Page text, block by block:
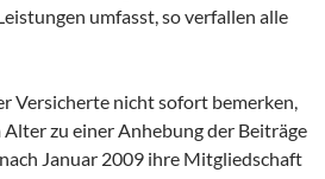
umfasst, so verfallen alle
Versicherte nicht sofort bemerken,
zu einer Anhebung der Beiträge
Januar 2009 ihre Mitgliedschaft